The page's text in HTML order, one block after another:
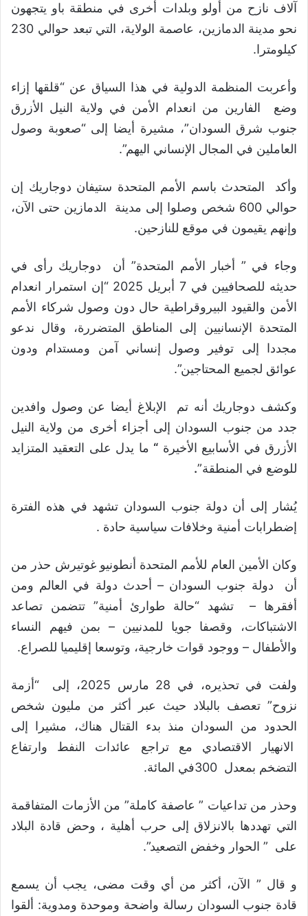
آلاف نازح من أولو وبلدات أخرى في منطقة باو يتجهون
نحو مدينة الدمازين، عاصمة الولاية، التي تبعد حوالي 230
كيلومترا.
وأعربت المنظمة الدولية في هذا السياق عن “قلقها إزاء
وضع الفارين من انعدام الأمن في ولاية النيل الأزرق
جنوب شرق السودان”، مشيرة أيضا إلى “صعوبة وصول
العاملين في المجال الإنساني اليهم”.
وأكد المتحدث باسم الأمم المتحدة ستيفان دوجاريك إن
حوالي 600 شخص وصلوا إلى مدينة الدمازين حتى الآن،
وإنهم يقيمون في موقع للنازحين.
وجاء في ” أخبار الأمم المتحدة” أن دوجاريك رأى في
حديثه للصحافيين في 7 أبريل 2025 “إن استمرار انعدام
الأمن والقيود البيروقراطية حال دون وصول شركاء الأمم
المتحدة الإنسانيين إلى المناطق المتضررة، وقال ندعو
مجددا إلى توفير وصول إنساني آمن ومستدام ودون
عوائق لجميع المحتاجين”.
وكشف دوجاريك أنه تم الإبلاغ أيضا عن وصول وافدين
جدد من جنوب السودان إلى أجزاء أخرى من ولاية النيل
الأزرق في الأسابيع الأخيرة “ ما يدل على التعقيد المتزايد
للوضع في المنطقة”.
يُشار إلى أن دولة جنوب السودان تشهد في هذه الفترة
إضطرابات أمنية وخلافات سياسية حادة .
وكان الأمين العام للأمم المتحدة أنطونيو غوتيرش حذر من
أن دولة جنوب السودان – أحدث دولة في العالم ومن
أفقرها – تشهد “حالة طوارئ أمنية” تتضمن تصاعد
الاشتباكات، وقصفا جويا للمدنيين – بمن فيهم النساء
والأطفال – ووجود قوات خارجية، وتوسعا إقليميا للصراع.
ولفت في تحذيره، في 28 مارس 2025، إلى “أزمة
نزوح” تعصف بالبلاد حيث عبر أكثر من مليون شخص
الحدود من السودان منذ بدء القتال هناك، مشيرا إلى
الانهيار الاقتصادي مع تراجع عائدات النفط وارتفاع
التضخم بمعدل 300في المائة.
وحذر من تداعيات ” عاصفة كاملة” من الأزمات المتفاقمة
التي تهددها بالانزلاق إلى حرب أهلية ، وحض قادة البلاد
على ” الحوار وخفض التصعيد”.
و قال ” الآن، أكثر من أي وقت مضى، يجب أن يسمع
قادة جنوب السودان رسالة واضحة وموحدة ومدوية: ألقوا